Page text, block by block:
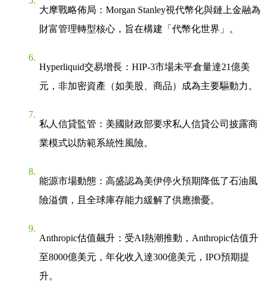
大摩戰略佈局 ：Morgan Stanley視代幣化與鏈上金融為
財富管理轉型核心，旨在構建「代幣化世界」。
Hyperliquid交易增長 ：HIP-3市場未平倉量達21億美
元，非加密資產（如美股、商品）成為主要驅動力。
私人信貸監管 ：美國財政部要求私人信貸公司披露商
業模式以防範系統性風險。
能源市場動態 ：高盛認為美伊停火預期降低了石油風
險溢價，且全球庫存能力緩解了供應擔憂。
Anthropic估值飆升 ：受AI熱潮推動，Anthropic估值升
至8000億美元，年化收入達300億美元，IPO預期提
升。